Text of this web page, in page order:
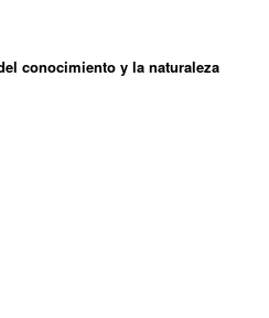
conocimiento y la naturaleza